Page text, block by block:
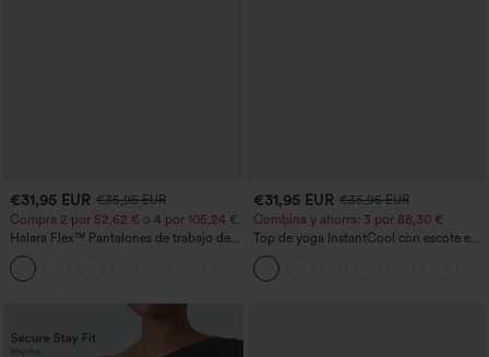
€31,95 EUR €35,95 EUR
Compra 2 por 52,62 € o 4 por 105,24 €.
Halara Flex™ Pantalones de trabajo de
talle alto, moldeadores del cuerpo, que
estilizan la cintura, con bolsillos, de
pierna ancha en micro‑waffle
€31,95 EUR €35,95 EUR
Combina y ahorra: 3 por 88,30 €
Top de yoga InstantCool con escote en
U y bajo curvado - UPF50+